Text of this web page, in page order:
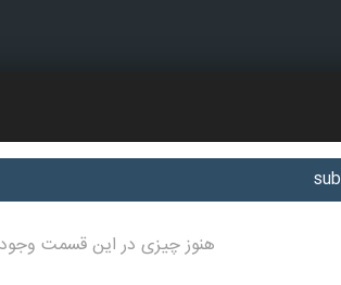
هنوز چیزی در این قسمت وجود